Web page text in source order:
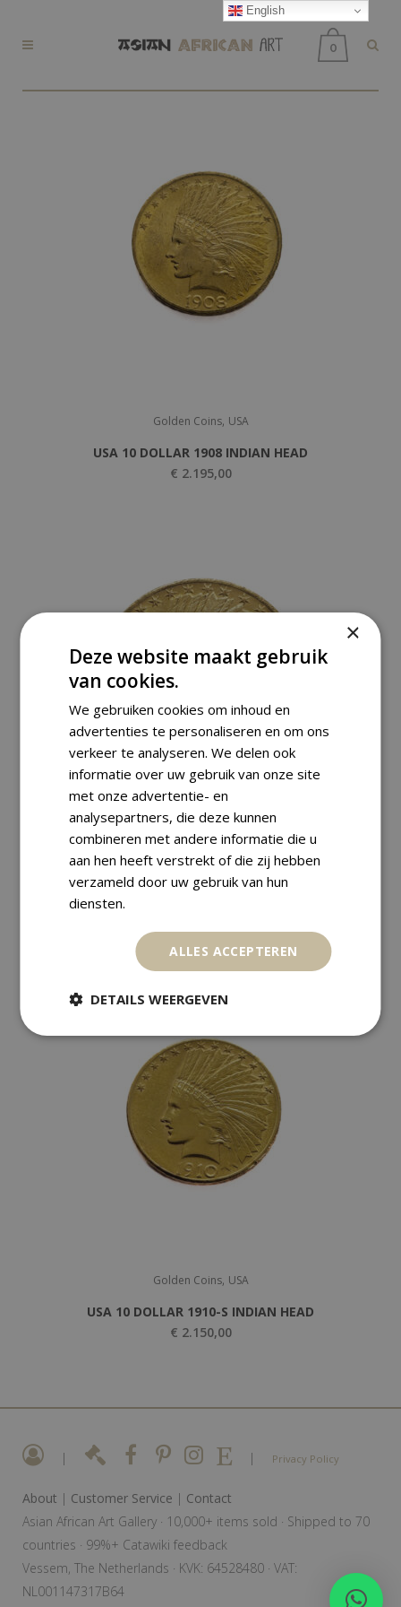
0
Golden Coins, USA
USA 10 DOLLAR 1908 INDIAN HEAD
€ 2.195,00
,
USA 10 DOLLAR 1915 INDIAN HEAD
Golden Coins, USA
USA 10 DOLLAR 1910-S INDIAN HEAD
€ 2.150,00
| | Privacy Policy
About | Customer Service | Contact
Asian African Art Gallery · 10,000+ items sold · Shipped to 70
countries · 99%+ Catawiki feedback
Vessem, The Netherlands · KVK: 64528480 · VAT:
NL001147317B64
English
×
Deze website maakt gebruik
van cookies.
We gebruiken cookies om inhoud en
advertenties te personaliseren en om ons
verkeer te analyseren. We delen ook
informatie over uw gebruik van onze site
met onze advertentie- en
analysepartners, die deze kunnen
combineren met andere informatie die u
aan hen heeft verstrekt of die zij hebben
verzameld door uw gebruik van hun
diensten.
ALLES ACCEPTEREN
DETAILS WEERGEVEN